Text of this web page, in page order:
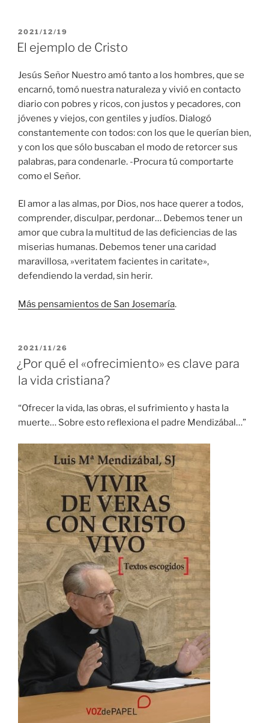
PUBLICADO
EL
2021/12/19
El ejemplo de Cristo
Jesús Señor Nuestro amó tanto a los hombres, que se
encarnó, tomó nuestra naturaleza y vivió en contacto
diario con pobres y ricos, con justos y pecadores, con
jóvenes y viejos, con gentiles y judíos. Dialogó
constantemente con todos: con los que le querían bien,
y con los que sólo buscaban el modo de retorcer sus
palabras, para condenarle. -Procura tú comportarte
como el Señor.
El amor a las almas, por Dios, nos hace querer a todos,
comprender, disculpar, perdonar… Debemos tener un
amor que cubra la multitud de las deficiencias de las
miserias humanas. Debemos tener una caridad
maravillosa, »veritatem facientes in caritate»,
defendiendo la verdad, sin herir.
Más pensamientos de San Josemaría.
PUBLICADO
EL
2021/11/26
¿Por qué el «ofrecimiento» es clave para
la vida cristiana?
“Ofrecer la vida, las obras, el sufrimiento y hasta la
muerte… Sobre esto reflexiona el padre Mendizábal…”